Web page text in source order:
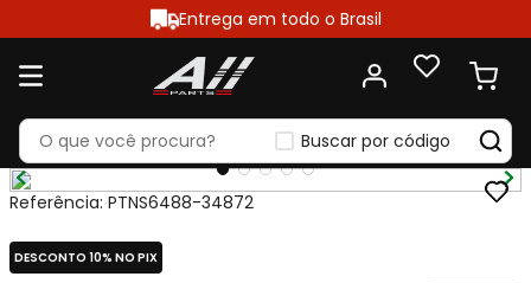
Entrega em todo o Brasil
Buscar por código
Referência: PTNS6488-34872
DESCONTO 10% NO PIX